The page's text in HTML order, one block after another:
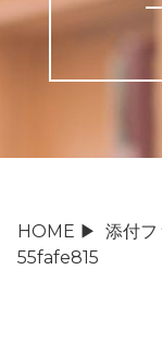
HOME ▶ 添付フ
55fafe815